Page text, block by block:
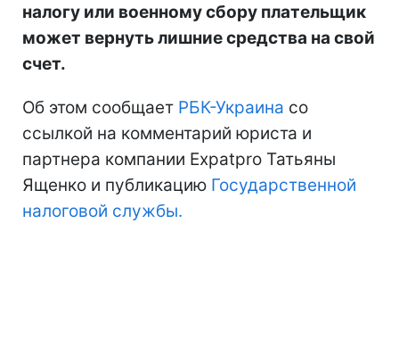
налогу или военному сбору плательщик
может вернуть лишние средства на свой
счет.
Об этом сообщает РБК-Украина со
ссылкой на комментарий юриста и
партнера компании Expatpro Татьяны
Ященко и публикацию Государственной
налоговой службы.